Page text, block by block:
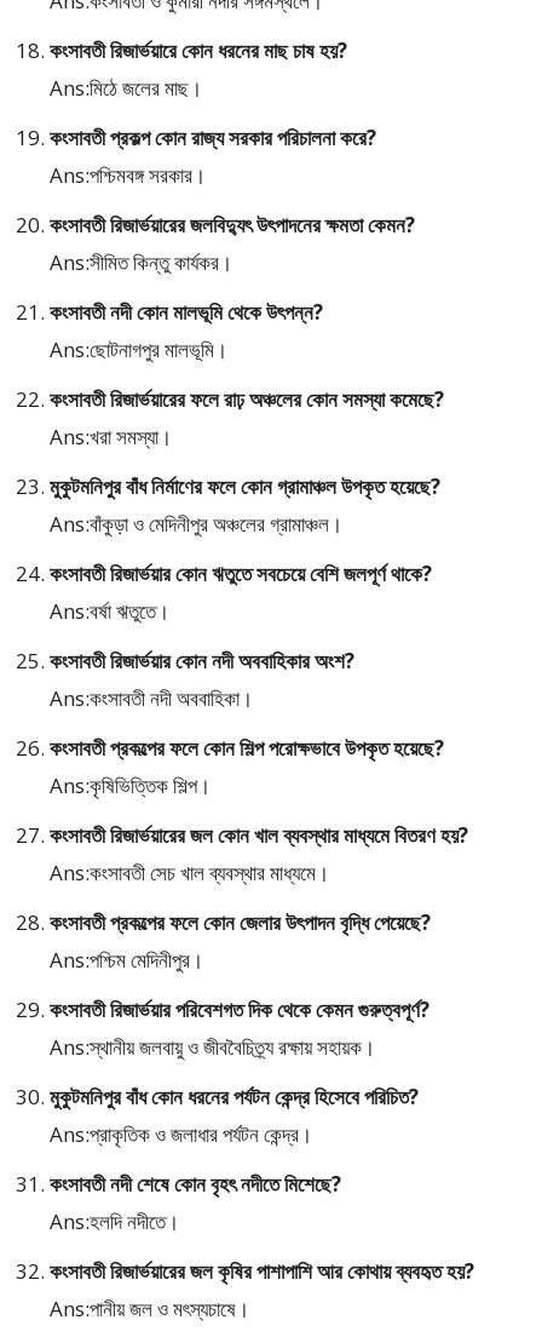
কংসাবতী রিজার্ভয়ারে কোন ধরনের মাছ চাষ হয়?
Ans:মিঠে জলের মাছ।
কংসাবতী প্রকল্প কোন রাজ্য সরকার পরিচালনা করে?
Ans:পশ্চিমবঙ্গ সরকার।
কংসাবতী রিজার্ভয়ারের জলবিদ্যুৎ উৎপাদনের ক্ষমতা কেমন?
Ans:সীমিত কিন্তু কার্যকর।
কংসাবতী নদী কোন মালভূমি থেকে উৎপন্ন?
Ans:ছোটনাগপুর মালভূমি।
কংসাবতী রিজার্ভয়ারের ফলে রাঢ় অঞ্চলের কোন সমস্যা কমেছে?
Ans:খরা সমস্যা।
মুকুটমনিপুর বাঁধ নির্মাণের ফলে কোন গ্রামাঞ্চল উপকৃত হয়েছে?
Ans:বাঁকুড়া ও মেদিনীপুর অঞ্চলের গ্রামাঞ্চল।
কংসাবতী রিজার্ভয়ার কোন ঋতুতে সবচেয়ে বেশি জলপূর্ণ থাকে?
Ans:বর্ষা ঋতুতে।
কংসাবতী রিজার্ভয়ার কোন নদী অববাহিকার অংশ?
Ans:কংসাবতী নদী অববাহিকা।
কংসাবতী প্রকল্পের ফলে কোন শিল্প পরোক্ষভাবে উপকৃত হয়েছে?
Ans:কৃষিভিত্তিক শিল্প।
কংসাবতী রিজার্ভয়ারের জল কোন খাল ব্যবস্থার মাধ্যমে বিতরণ হয়?
Ans:কংসাবতী সেচ খাল ব্যবস্থার মাধ্যমে।
কংসাবতী প্রকল্পের ফলে কোন জেলার উৎপাদন বৃদ্ধি পেয়েছে?
Ans:পশ্চিম মেদিনীপুর।
কংসাবতী রিজার্ভয়ার পরিবেশগত দিক থেকে কেমন গুরুত্বপূর্ণ?
Ans:স্থানীয় জলবায়ু ও জীববৈচিত্র্য রক্ষায় সহায়ক।
মুকুটমনিপুর বাঁধ কোন ধরনের পর্যটন কেন্দ্র হিসেবে পরিচিত?
Ans:প্রাকৃতিক ও জলাধার পর্যটন কেন্দ্র।
কংসাবতী নদী শেষে কোন বৃহৎ নদীতে মিশেছে?
Ans:হলদি নদীতে।
কংসাবতী রিজার্ভয়ারের জল কৃষির পাশাপাশি আর কোথায় ব্যবহৃত হয়?
Ans:পানীয় জল ও মৎস্যচাষে।